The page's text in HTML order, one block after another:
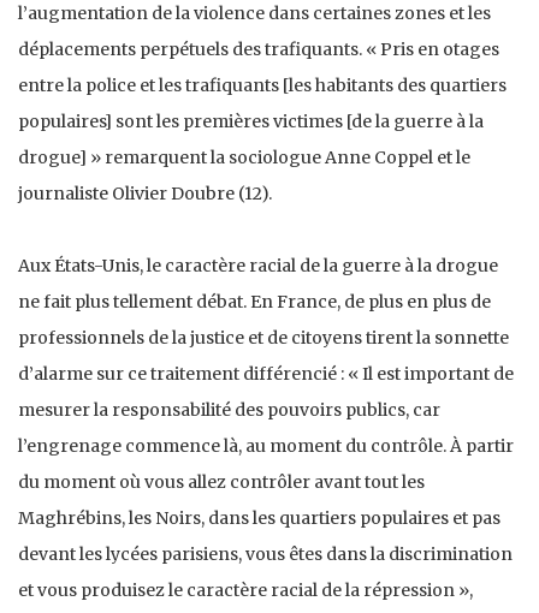
l’augmentation de la violence dans certaines zones et les
déplacements perpétuels des trafiquants. « Pris en otages
entre la police et les trafiquants [les habitants des quartiers
populaires] sont les premières victimes [de la guerre à la
drogue] » remarquent la sociologue Anne Coppel et le
journaliste Olivier Doubre (12).
Aux États-Unis, le caractère racial de la guerre à la drogue
ne fait plus tellement débat. En France, de plus en plus de
professionnels de la justice et de citoyens tirent la sonnette
d’alarme sur ce traitement différencié : « Il est important de
mesurer la responsabilité des pouvoirs publics, car
l’engrenage commence là, au moment du contrôle. À partir
du moment où vous allez contrôler avant tout les
Maghrébins, les Noirs, dans les quartiers populaires et pas
devant les lycées parisiens, vous êtes dans la discrimination
et vous produisez le caractère racial de la répression »,